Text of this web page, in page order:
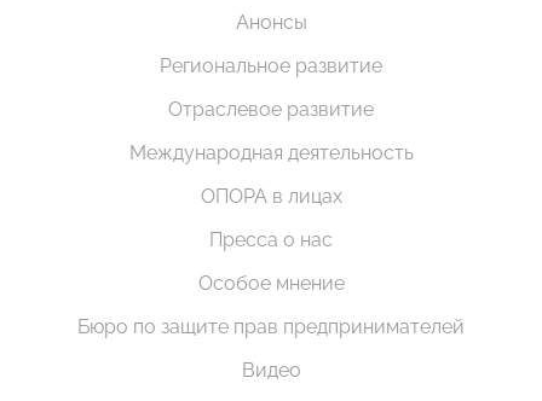
Анонсы
Региональное развитие
Отраслевое развитие
Международная деятельность
ОПОРА в лицах
Пресса о нас
Особое мнение
Бюро по защите прав предпринимателей
Видео